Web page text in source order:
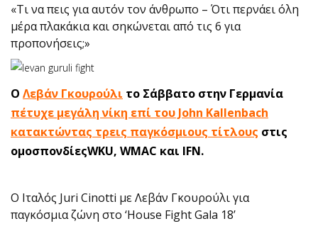
«Τι να πεις για αυτόν τον άνθρωπο – Ότι περνάει όλη
μέρα πλακάκια και σηκώνεται από τις 6 για
προπονήσεις;»
O Λεβάν Γκουρούλι το Σάββατο στην Γερμανία
πέτυχε μεγάλη νίκη επί του John Kallenbach
κατακτώντας τρεις παγκόσμιους τίτλους στις
ομοσπονδίεςWKU, WMAC και IFN.
O Ιταλός Juri Cinotti με Λεβάν Γκουρούλι για
παγκόσμια ζώνη στο ‘House Fight Gala 18’